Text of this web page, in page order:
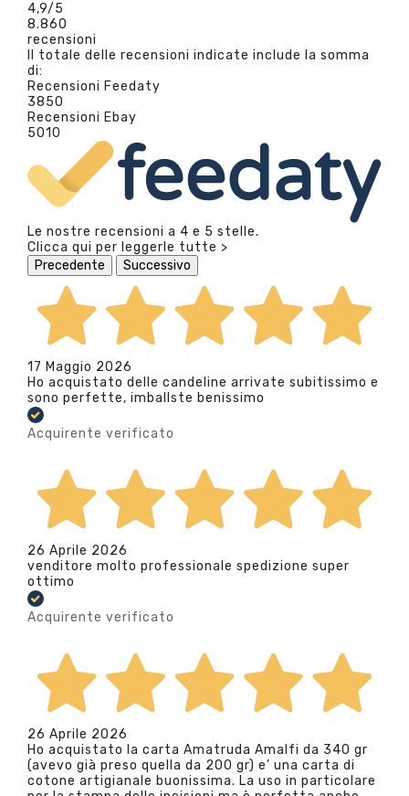
4,9/5
8.860
recensioni
Il totale delle recensioni indicate include la somma
di:
Recensioni Feedaty
3850
Recensioni Ebay
5010
Le nostre recensioni a 4 e 5 stelle.
Clicca qui per leggerle tutte >
Precedente
Successivo
17 Maggio 2026
Ho acquistato delle candeline arrivate subitissimo e
sono perfette, imballste benissimo
Acquirente verificato
26 Aprile 2026
venditore molto professionale spedizione super
ottimo
Acquirente verificato
26 Aprile 2026
Ho acquistato la carta Amatruda Amalfi da 340 gr
(avevo già preso quella da 200 gr) e’ una carta di
cotone artigianale buonissima. La uso in particolare